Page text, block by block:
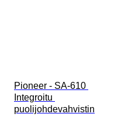
Pioneer - SA-610
Integroitu
puolijohdevahvistin